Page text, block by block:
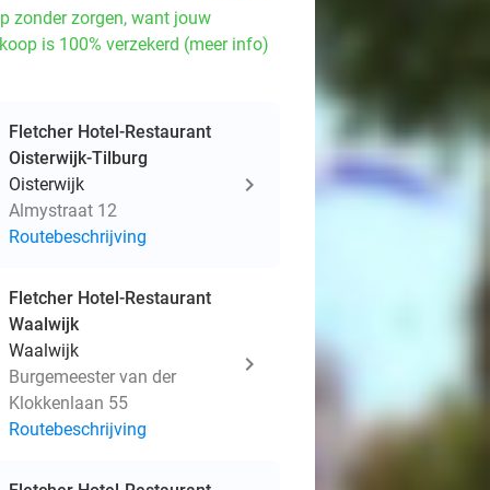
zonder zorgen, want jouw
is 100% verzekerd (meer info)
Fletcher Hotel-Restaurant
Oisterwijk-Tilburg
Oisterwijk
Almystraat 12
Routebeschrijving
Fletcher Hotel-Restaurant
Waalwijk
Waalwijk
Burgemeester van der
Klokkenlaan 55
Routebeschrijving